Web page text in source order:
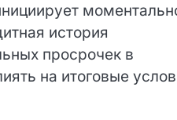
история
просрочек в